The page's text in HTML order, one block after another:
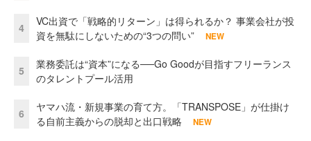
4
VC出資で「戦略的リターン」は得られるか？ 事業会社が投
資を無駄にしないための“3つの問い”
NEW
5
業務委託は“資本”になる──Go Goodが目指すフリーランス
のタレントプール活用
6
ヤマハ流・新規事業の育て方。「TRANSPOSE」が仕掛け
る自前主義からの脱却と出口戦略
NEW